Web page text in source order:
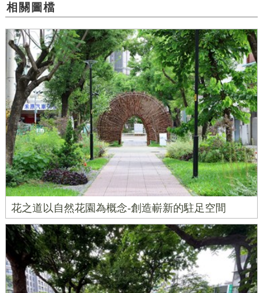
相關圖檔
花之道以自然花園為概念-創造嶄新的駐足空間